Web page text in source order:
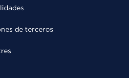
de terceros